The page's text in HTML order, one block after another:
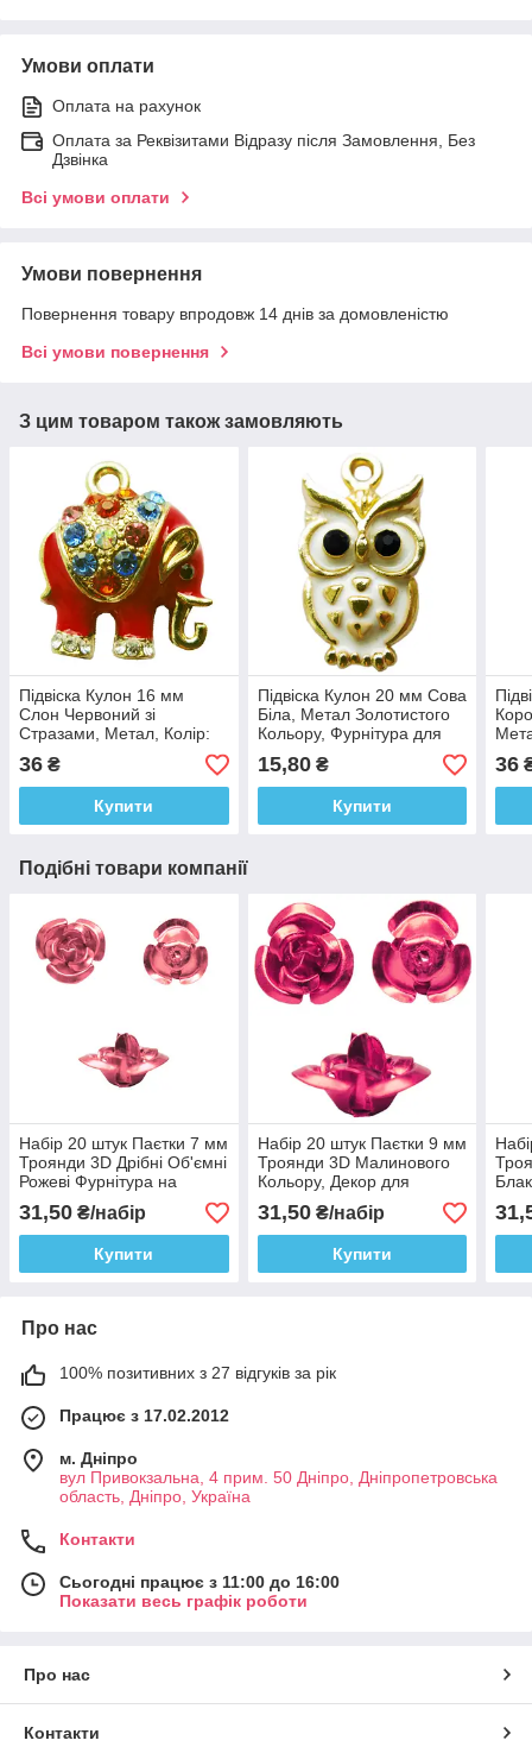
Умови оплати
Оплата на рахунок
Оплата за Реквізитами Відразу після Замовлення, Без
Дзвінка
Всі умови оплати
Умови повернення
Повернення товару впродовж 14 днів за домовленістю
Всі умови повернення
З цим товаром також замовляють
Підвіска Кулон 16 мм
Слон Червоний зі
Стразами, Метал, Колір:
Золото, Фурнітура для
Браслета, Рукоділля
36 ₴
Купити
Підвіска Кулон 20 мм Сова
Біла, Метал Золотистого
Кольору, Фурнітура для
Браслета, Рукоділля
15,80₴
Купити
36
Подібні товари компанії
Набір 20 штук Паєтки 7 мм
Троянди 3D Дрібні Об'ємні
Рожеві Фурнітура на
31,50 ₴/набір
Купити
Набір 20 штук Паєтки 9 мм
Троянди 3D Малинового
Кольору, Декор для
Біжутерії
31,50₴/набір
Купити
Про нас
100% позитивних з 27 відгуків за рік
Працює з 17.02.2012
м. Дніпро
вул Привокзальна, 4 прим. 50 Дніпро, Дніпропетровська
область, Дніпро, Україна
Контакти
Сьогодні працює з 11:00 до 16:00
Показати весь графік роботи
Про нас
Контакти